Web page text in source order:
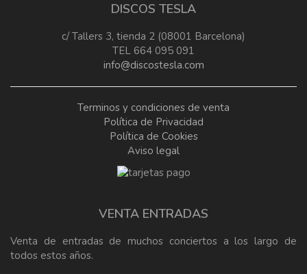
DISCOS TESLA
c/ Tallers 3, tienda 2 (08001 Barcelona)
TEL 664 095 091
info@discostesla.com
Terminos y condiciones de venta
Política de Privacidad
Política de Cookies
Aviso legal
VENTA ENTRADAS
Venta de entradas de muchos conciertos a los largo de
todos estos años.